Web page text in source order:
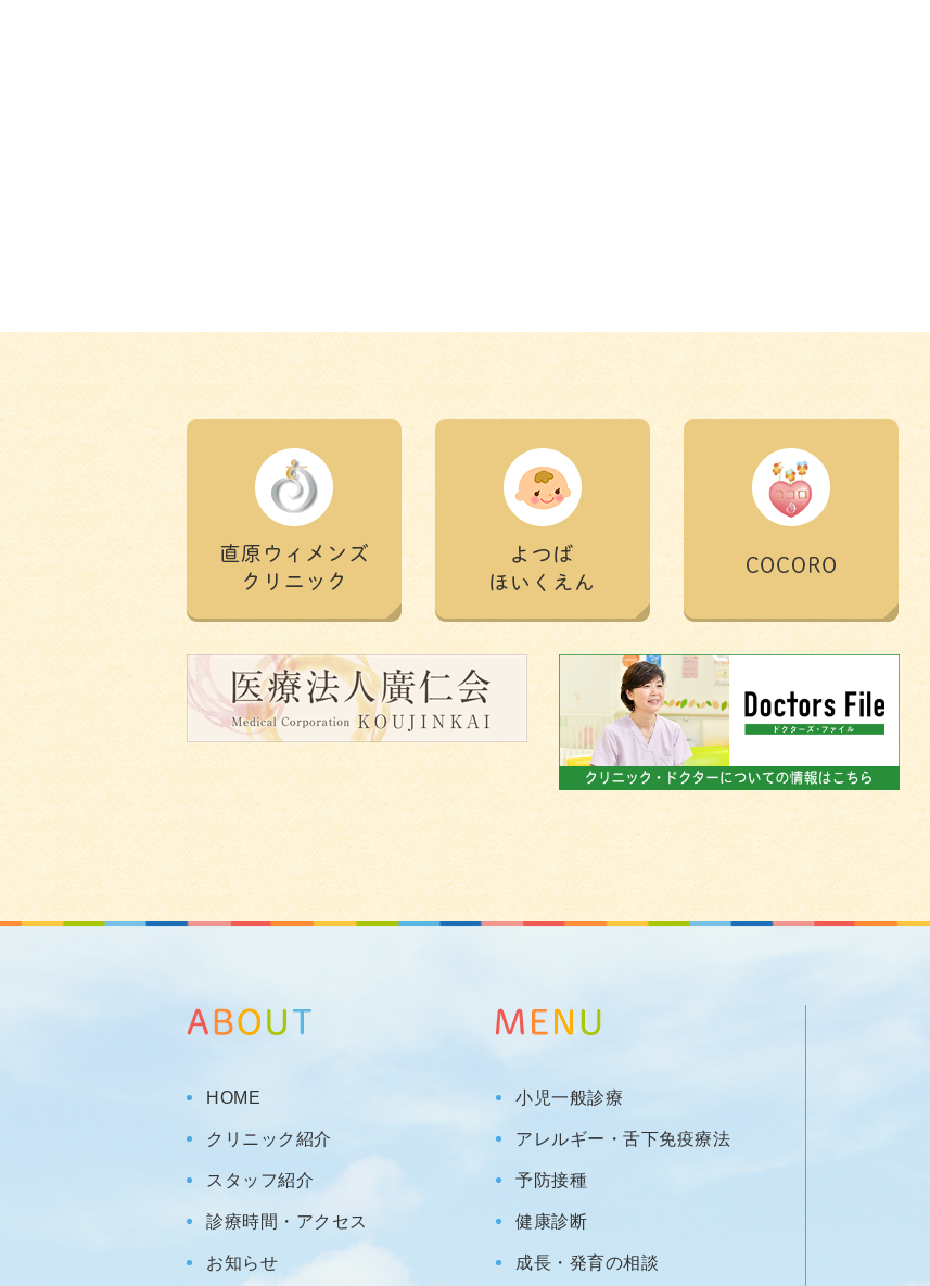
HOME
クリニック紹介
スタッフ紹介
診療時間・アクセス
お知らせ
小児一般診療
アレルギー・舌下免疫療法
予防接種
健康診断
成長・発育の相談